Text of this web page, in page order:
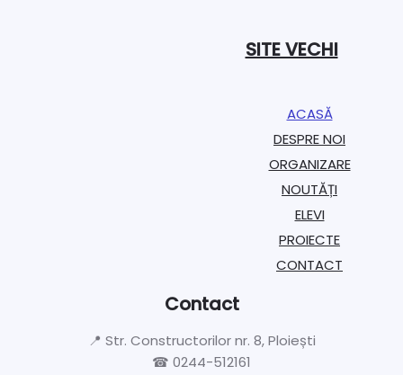
SITE VECHI
ACASĂ
DESPRE NOI
ORGANIZARE​
NOUTĂȚI
ELEVI
PROIECTE​
CONTACT
Contact
📍 Str. Constructorilor nr. 8, Ploiești
☎ 0244-512161